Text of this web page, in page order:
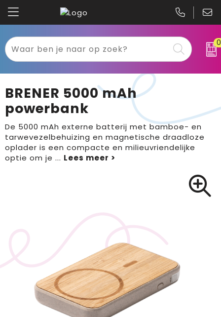
0
Textiel
Werkkleding
Sport
Tassen
Brievenbuspakketten
Kariban
B&C
Gildan
Clique
BRENER 5000 mAh
powerbank
De 5000 mAh externe batterij met bamboe- en
tarwevezelbehuizing en magnetische draadloze
oplader is een compacte en milieuvriendelijke
optie om je ...